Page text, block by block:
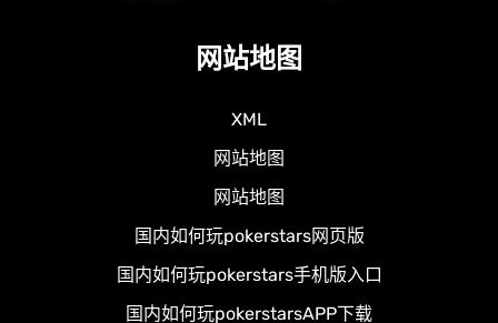
网站地图
XML
网站地图
网站地图
国内如何玩pokerstars网页版
国内如何玩pokerstars手机版入口
国内如何玩pokerstarsAPP下载